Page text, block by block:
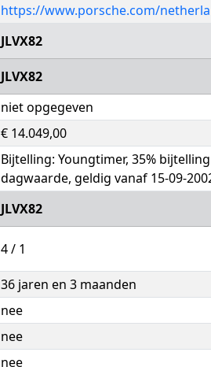
https://www.porsche.com/
JLVX82
JLVX82
niet opgegeven
€ 14.049,00
Bijtelling: Youngtimer, 35%
dagwaarde, geldig vanaf 15-09-
JLVX82
4 / 1
36 jaren en 3 maanden
nee
nee
nee